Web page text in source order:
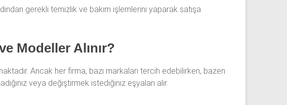
gerekli temizlik ve bakım işlemlerini yaparak satışa
Modeller Alınır?
Ancak her firma, bazı markaları tercih edebilirken, bazen
veya değiştirmek istediğiniz eşyaları alır.